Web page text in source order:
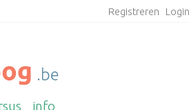
Registreren
info